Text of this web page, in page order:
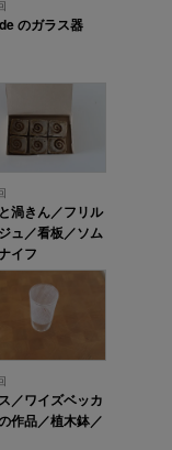
のガラス器
渦きん／フリル
ュ／看板／ソム
イフ
／ワイズベッカ
作品／植木鉢／